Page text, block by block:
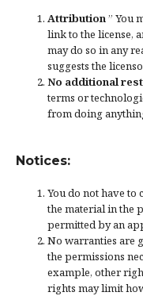
Attribution” You
link to the license,
may do so in any
suggests the
No additional
terms or
from doing
Notices:
You do not have to
the material in the
permitted by an
No warranties are
the permissions
example, other
rights may limit